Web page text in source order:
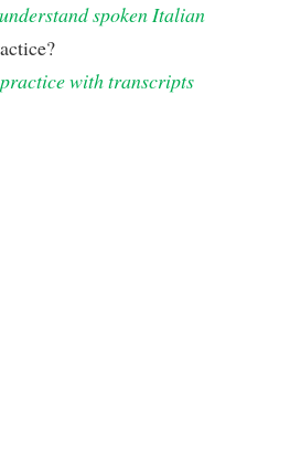
spoken Italian
with transcripts